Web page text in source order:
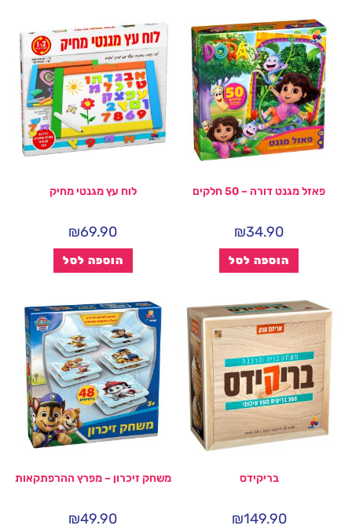
פאזל מגנט דורה – 50 חלקים
₪34.90
הוספה לסל
לוח עץ מגנטי מחיק
₪69.90
הוספה לסל
בריקידס
₪149.90
משחק זיכרון – מפרץ ההרפתקאות
₪49.90